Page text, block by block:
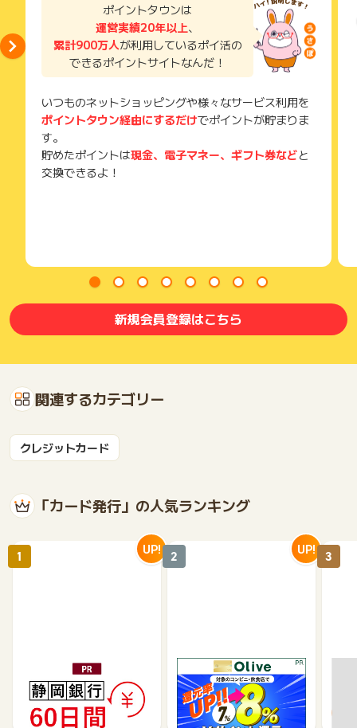
ポイントタウンは
運営実績20年以上、
累計900万人が利用しているポイ活の
できるポイントサイトなんだ！
いつものネットショッピングや様々なサービス利用を
ポイントタウン経由にするだけでポイントが貯まりま
す。
貯めたポイントは現金、電子マネー、ギフト券などと
交換できるよ！
新規会員登録はこちら
関連するカテゴリー
クレジットカード
「カード発行」の人気ランキング
静岡銀行カードローンSE
LECA（セレカ）
26,250 35,000
1 UP!
※合計最大68,400円相当
※【SMBC】Oliveフレキ
シブルペイ ゴールド
8,500 14,000
2 UP! 3